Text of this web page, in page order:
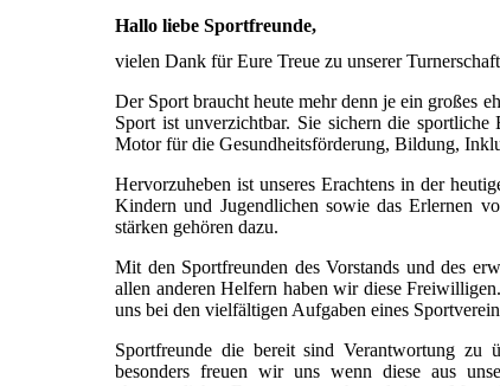
Hallo liebe Sportfreunde,
vielen Dank für Eure Treue zu unserer
Der Sport braucht heute mehr denn je ein großes
Sport ist unverzichtbar. Sie sichern die
Motor für die Gesundheitsförderung, Bildung,
Hervorzuheben ist unseres Erachtens in der
Kindern und Jugendlichen sowie das Erlernen
stärken gehören dazu.
Mit den Sportfreunden des Vorstands und des
allen anderen Helfern haben wir diese
uns bei den vielfältigen Aufgaben eines
Sportfreunde die bereit sind Verantwortung zu
besonders freuen wir uns wenn diese aus